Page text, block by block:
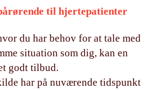
til hjertepatienter
du har behov for at tale med
situation som dig, kan en
godt tilbud.
har på nuværende tidspunkt